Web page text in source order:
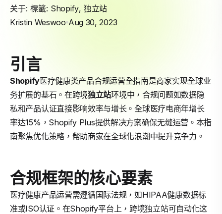
关于: 標籤: Shopify, 独立站
Kristin Weswoo Aug 30, 2023
引言
Shopify医疗健康类产品合规运营全指南是商家实现全球业
务扩展的基石。在跨境独立站环境中，合规问题如数据隐
私和产品认证直接影响效率与增长。全球医疗电商年增长
率达15%，Shopify Plus提供解决方案确保无缝运营。本指
南聚焦优化策略，帮助商家在全球化浪潮中提升竞争力。
合规框架的核心要素
医疗健康产品运营需遵循国际法规，如HIPAA健康数据标
准或ISO认证。在Shopify平台上，跨境独立站可自动化这